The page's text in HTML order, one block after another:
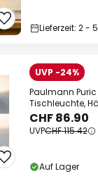
Lieferzeit: 2 -
UVP -24%
Paulmann Puric
Tischleuchte,
CHF 86.90
UVPCHF 115.42
Auf Lager